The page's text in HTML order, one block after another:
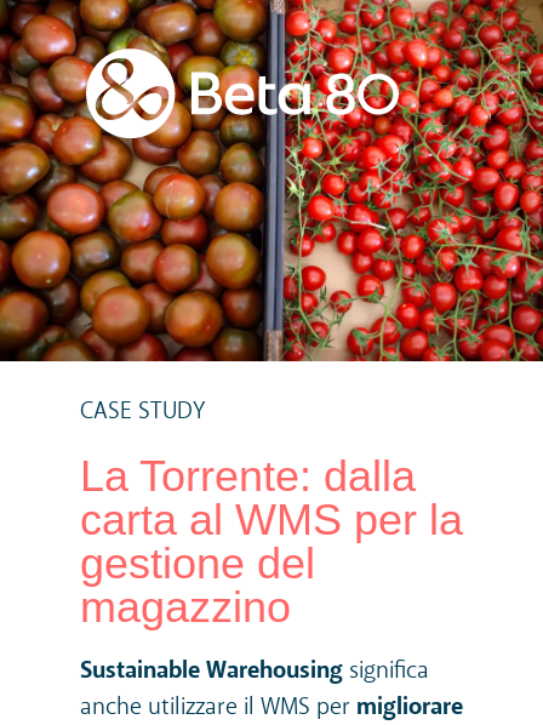
CASE STUDY
La Torrente: dalla
carta al WMS per la
gestione del
magazzino
Sustainable Warehousingsignifica
anche utilizzare il WMS per migliorare